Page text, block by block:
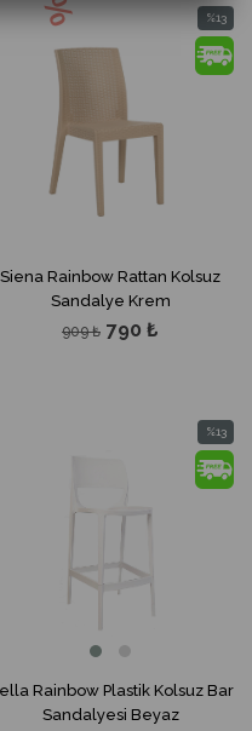
Siena Rainbow Rattan Kolsuz
Sandalye Krem
790 ₺
909 ₺
%13
İndirim
Rainbow Plastik Kolsuz Bar
Sandalyesi Beyaz
%13
İndirim